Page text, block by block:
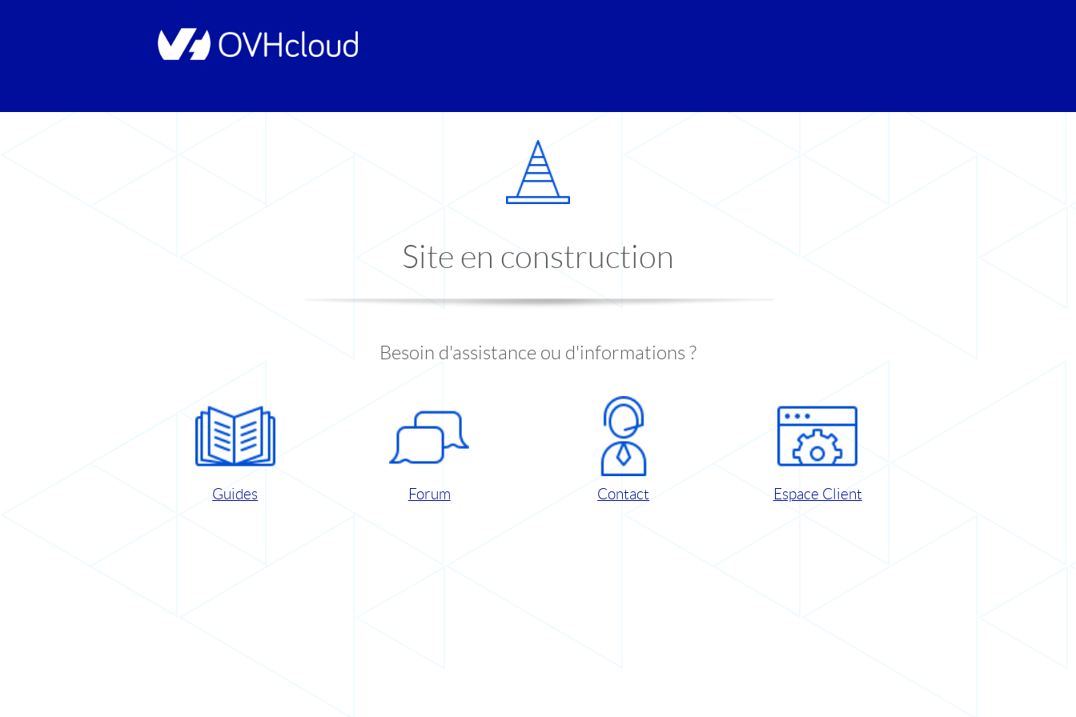
Site en construction
Besoin d'assistance ou d'informations ?
Guides Forum Contact Espace Client